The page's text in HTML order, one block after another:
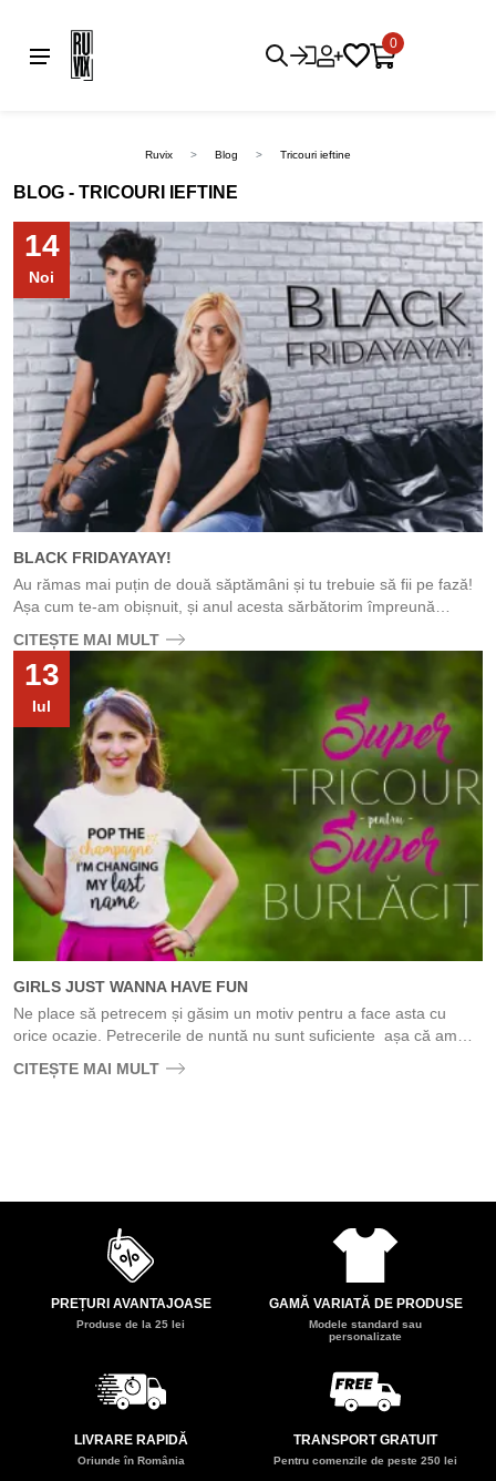
0
Ruvix Blog Tricouri ieftine
BLOG - TRICOURI IEFTINE
14
Noi
BLACK FRIDAYAYAY!
Au rămas mai puțin de două săptămâni și tu trebuie să fii pe fază!
Așa cum te-am obișnuit, și anul acesta sărbătorim împreună
CITEȘTE MAI MULT
13
Iul
GIRLS JUST WANNA HAVE FUN
Ne place să petrecem și găsim un motiv pentru a face asta cu
orice ocazie. Petrecerile de nuntă nu sunt suficiente așa că am
CITEȘTE MAI MULT
PREȚURI AVANTAJOASE
Produse de la 25 lei
GAMĂ VARIATĂ DE PRODUSE
Modele standard sau
personalizate
LIVRARE RAPIDĂ
Oriunde în România
TRANSPORT GRATUIT
Pentru comenzile de peste 250 lei